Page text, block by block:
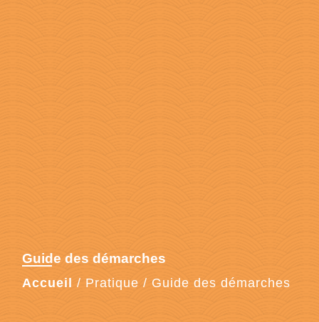
Guide des démarches
Accueil / Pratique / Guide des démarches